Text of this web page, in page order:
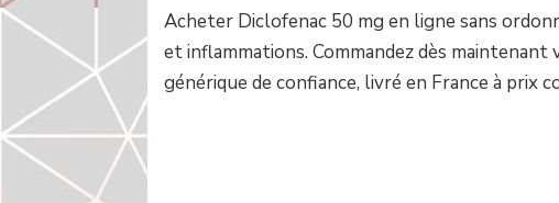
Acheter Diclofenac 50 mg en ligne sans
et inflammations. Commandez dès
générique de confiance, livré en France à prix